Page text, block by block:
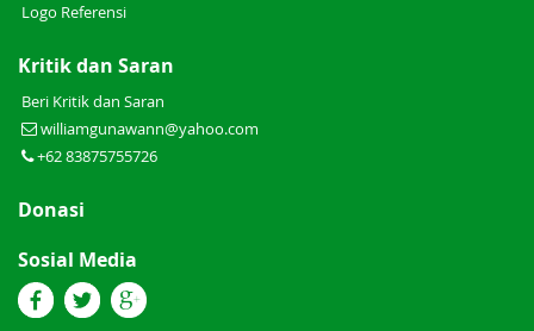
Logo Referensi
Kritik dan Saran
Beri Kritik dan Saran
williamgunawann@yahoo.com
+62 83875755726
Donasi
Sosial Media